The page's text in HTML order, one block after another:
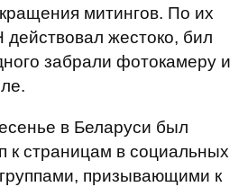
митингов. По их
жестоко, бил
забрали фотокамеру и
в Беларуси был
к страницам в социальных
призывающими к